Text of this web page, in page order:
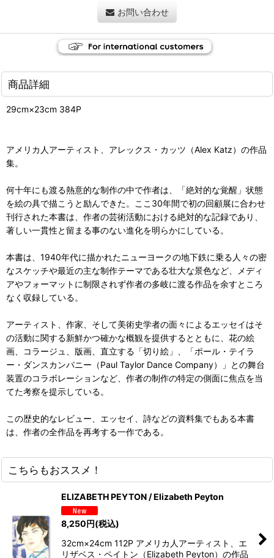
お問い合わせ
商品詳細
29cm×23cm 384P
アメリカ人アーティスト、アレックス・カッツ（Alex Katz）の作品
集。
何十年にも渡る熱意的な制作の中で作者は、「絶対的な覚醒」状態
を絵の具で描こうと励んできた。ここ30年間で初の回顧展に合わせ
刊行された本書は、作者の芸術活動における絶対的な記録であり、
著しい一貫性と留まる事のない進化を明らかにしている。
本書は、1940年代に描かれたニューヨークの地下鉄に乗る人々の密
なスケッチや最近の主な制作テーマである壮大な景色など、メディ
アやフォーマットに制限されず作者の多岐に渡る作品を余すところ
なく収録している。
アーティスト、作家、そして美術史学者の面々によるエッセイはそ
の活動に関する新鮮かつ確かな概観を提供するとともに、花の絵
画、コラージュ、版画、直立する「切り絵」、「ポール・テイラ
ー・ダンスカンパニー（Paul Taylor Dance Company）」との舞台
装置のコラボレーションなど、作者の制作の特定の側面に焦点を当
てた考察を提示している。
この歴史的なレビュー、エッセイ、詩などの資料集でもある本書
は、作者の全作品を再考する一作である。
こちらもおススメ！
ELIZABETH PEYTON / Elizabeth Peyton
8,250円(税込)
32cm×24cm 112P アメリカ人アーティスト、エ
リザベス・ペイトン（Elizabeth Peyton）の作品